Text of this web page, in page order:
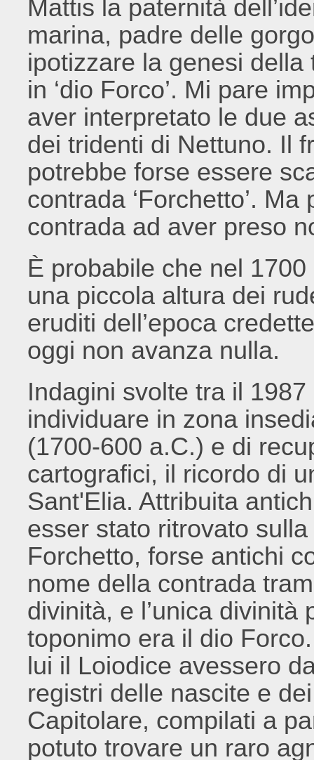
Mattis la paternità
marina, padre delle
ipotizzare la genesi
in ‘dio Forco’. Mi pare
aver interpretato le due
dei tridenti di Nettuno. Il
potrebbe forse essere
contrada ‘Forchetto’. Ma
contrada ad aver preso
È probabile che nel
una piccola altura dei
eruditi dell’epoca
oggi non avanza nulla.
Indagini svolte tra il
individuare in zona
(1700-600 a.C.) e di
cartografici, il ricordo di
Sant'Elia. Attribuita
esser stato ritrovato
Forchetto, forse antichi
nome della contrada
divinità, e l’unica
toponimo era il dio
lui il Loiodice avessero
registri delle nascite e
Capitolare, compilati a
potuto trovare un raro